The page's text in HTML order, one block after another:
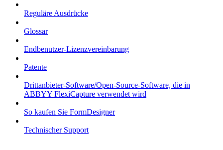
Reguläre Ausdrücke
Glossar
Endbenutzer-Lizenzvereinbarung
Patente
Drittanbieter-Software/Open-Source-Software, die in
ABBYY FlexiCapture verwendet wird
So kaufen Sie FormDesigner
Technischer Support